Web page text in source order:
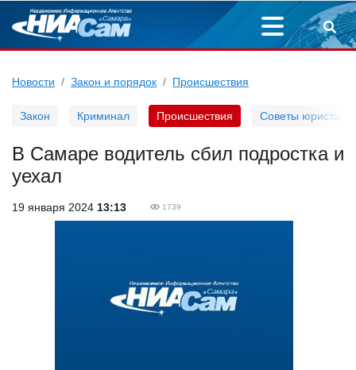
Новости Закон и порядок Происшествия
Закон Криминал Происшествия Советы юриста
В Самаре водитель сбил подростка и
уехал
19 января 2024 13:13 1739